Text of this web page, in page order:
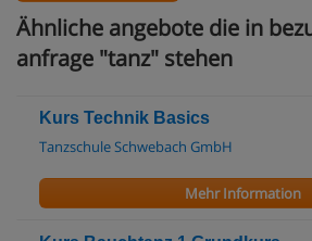
Ähnliche angebote die in
anfrage "tanz" stehen
Kurs Technik Basics
Tanzschule Schwebach GmbH
Mehr Information